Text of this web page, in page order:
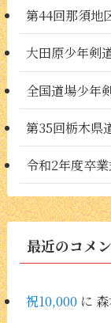
第44回那須地
大田原少年剣
全国道場少年
第35回栃木県
令和2年度卒
最近のコメ
祝10,000 に